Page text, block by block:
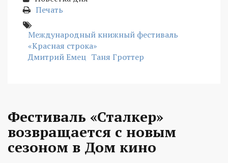
Печать
Международный книжный фестиваль
«Красная строка»
Дмитрий Емец Таня Гроттер
Фестиваль «Сталкер»
возвращается с новым
сезоном в Дом кино